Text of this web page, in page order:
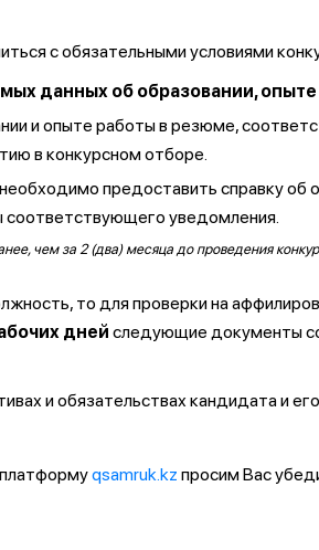
с обязательными условиями
данных об образовании, опыте
и опыте работы в резюме,
в конкурсном отборе.
предоставить справку об
соответствующего уведомления.
чем за 2 (два) месяца до проведения
то для проверки на
дней следующие документы
и обязательствах кандидата и его
qsamruk.kz просим Вас